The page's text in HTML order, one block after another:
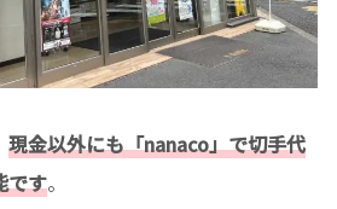
現金以外にも「nanaco」で切手代
です。